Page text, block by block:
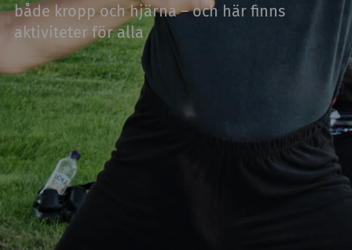
både kropp och hjärna – och här finns
aktiviteter för alla